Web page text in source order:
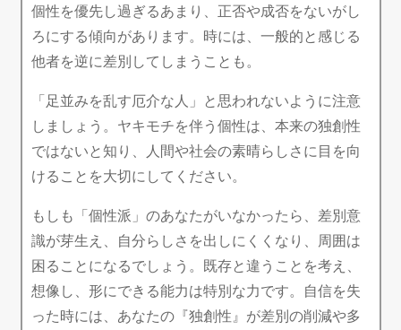
個性を優先し過ぎるあまり、正否や成否をないがし
ろにする傾向があります。時には、一般的と感じる
他者を逆に差別してしまうことも。
「足並みを乱す厄介な人」と思われないように注意
しましょう。ヤキモチを伴う個性は、本来の独創性
ではないと知り、人間や社会の素晴らしさに目を向
けることを大切にしてください。
もしも「個性派」のあなたがいなかったら、差別意
識が芽生え、自分らしさを出しにくくなり、周囲は
困ることになるでしょう。既存と違うことを考え、
想像し、形にできる能力は特別な力です。自信を失
った時には、あなたの『独創性』が差別の削減や多